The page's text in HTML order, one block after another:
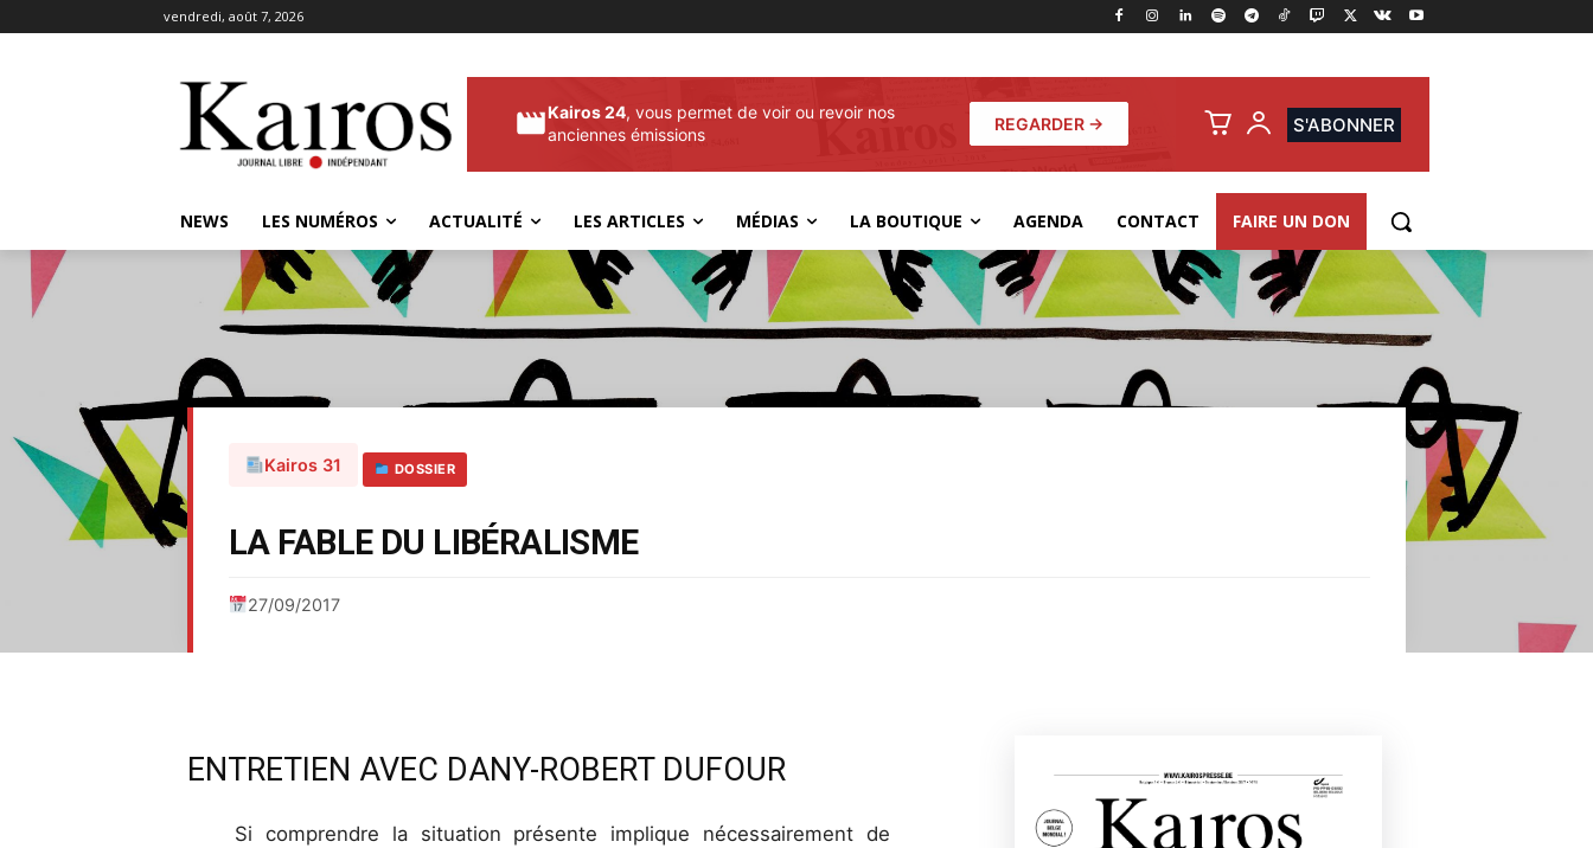
vendredi, août 7, 2026
Kairos 24, vous permet de voir ou revoir nos
anciennes émissions
REGARDER → S'ABONNER
NEWS LES NUMÉROS ACTUALITÉ LES ARTICLES MÉDIAS LA BOUTIQUE AGENDA CONTACT FAIRE UN DON
Kairos 31 DOSSIER
LA FABLE DU LIBÉRALISME
27/09/2017
ENTRETIEN AVEC DANY-ROBERT DUFOUR
Si comprendre la situation présente implique nécessairement de